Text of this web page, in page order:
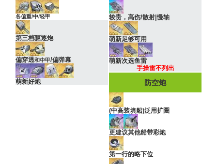
各偏重/中/轻甲
第三档驱逐炮
偏穿透和中甲/偏弹幕
萌新好炮
较贵，高伤/散射|慢轴
萌新足够可用
萌新次选鱼雷
手操雷不列出
防空炮
(中高装填船)泛用扩圈
更建议其他船带彩炮
第一行的略下位